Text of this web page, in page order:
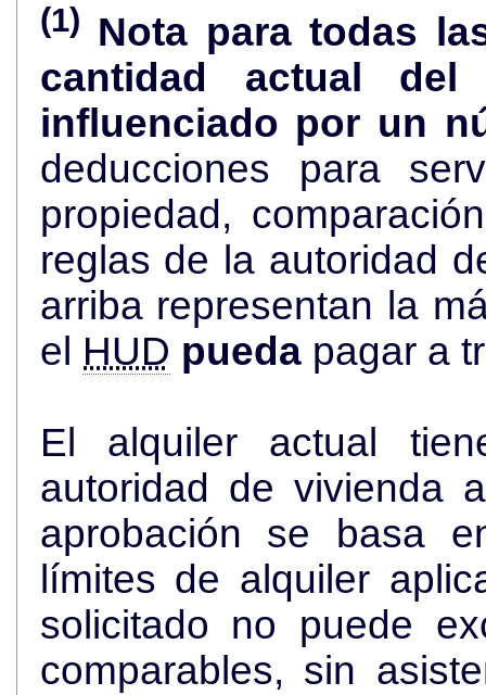
(1) Nota para todas
cantidad actual
influenciado por un
deducciones para
propiedad,
reglas de la autoridad de
arriba representan la más alta cantidad de dólares que
el HUD puedapagar a
El alquiler actual
autoridad de vivienda
aprobación se basa
límites de alquiler
solicitado no puede
comparables, sin